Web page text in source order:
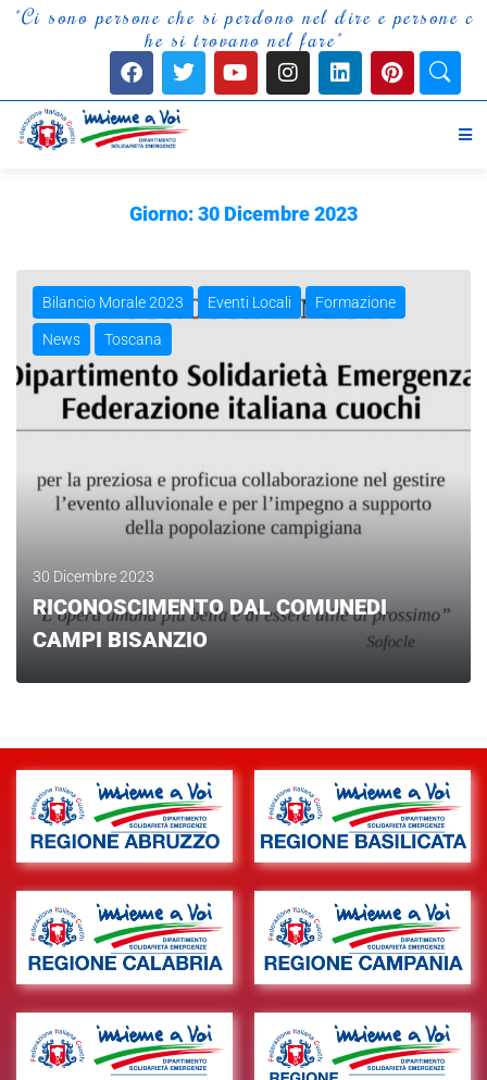
"Ci sono persone che si perdono nel dire e persone c
he si trovano nel fare"
Giorno:30 Dicembre 2023
Bilancio Morale 2023 Eventi Locali Formazione
News Toscana
30 Dicembre 2023
RICONOSCIMENTO DAL COMUNEDI
CAMPI BISANZIO